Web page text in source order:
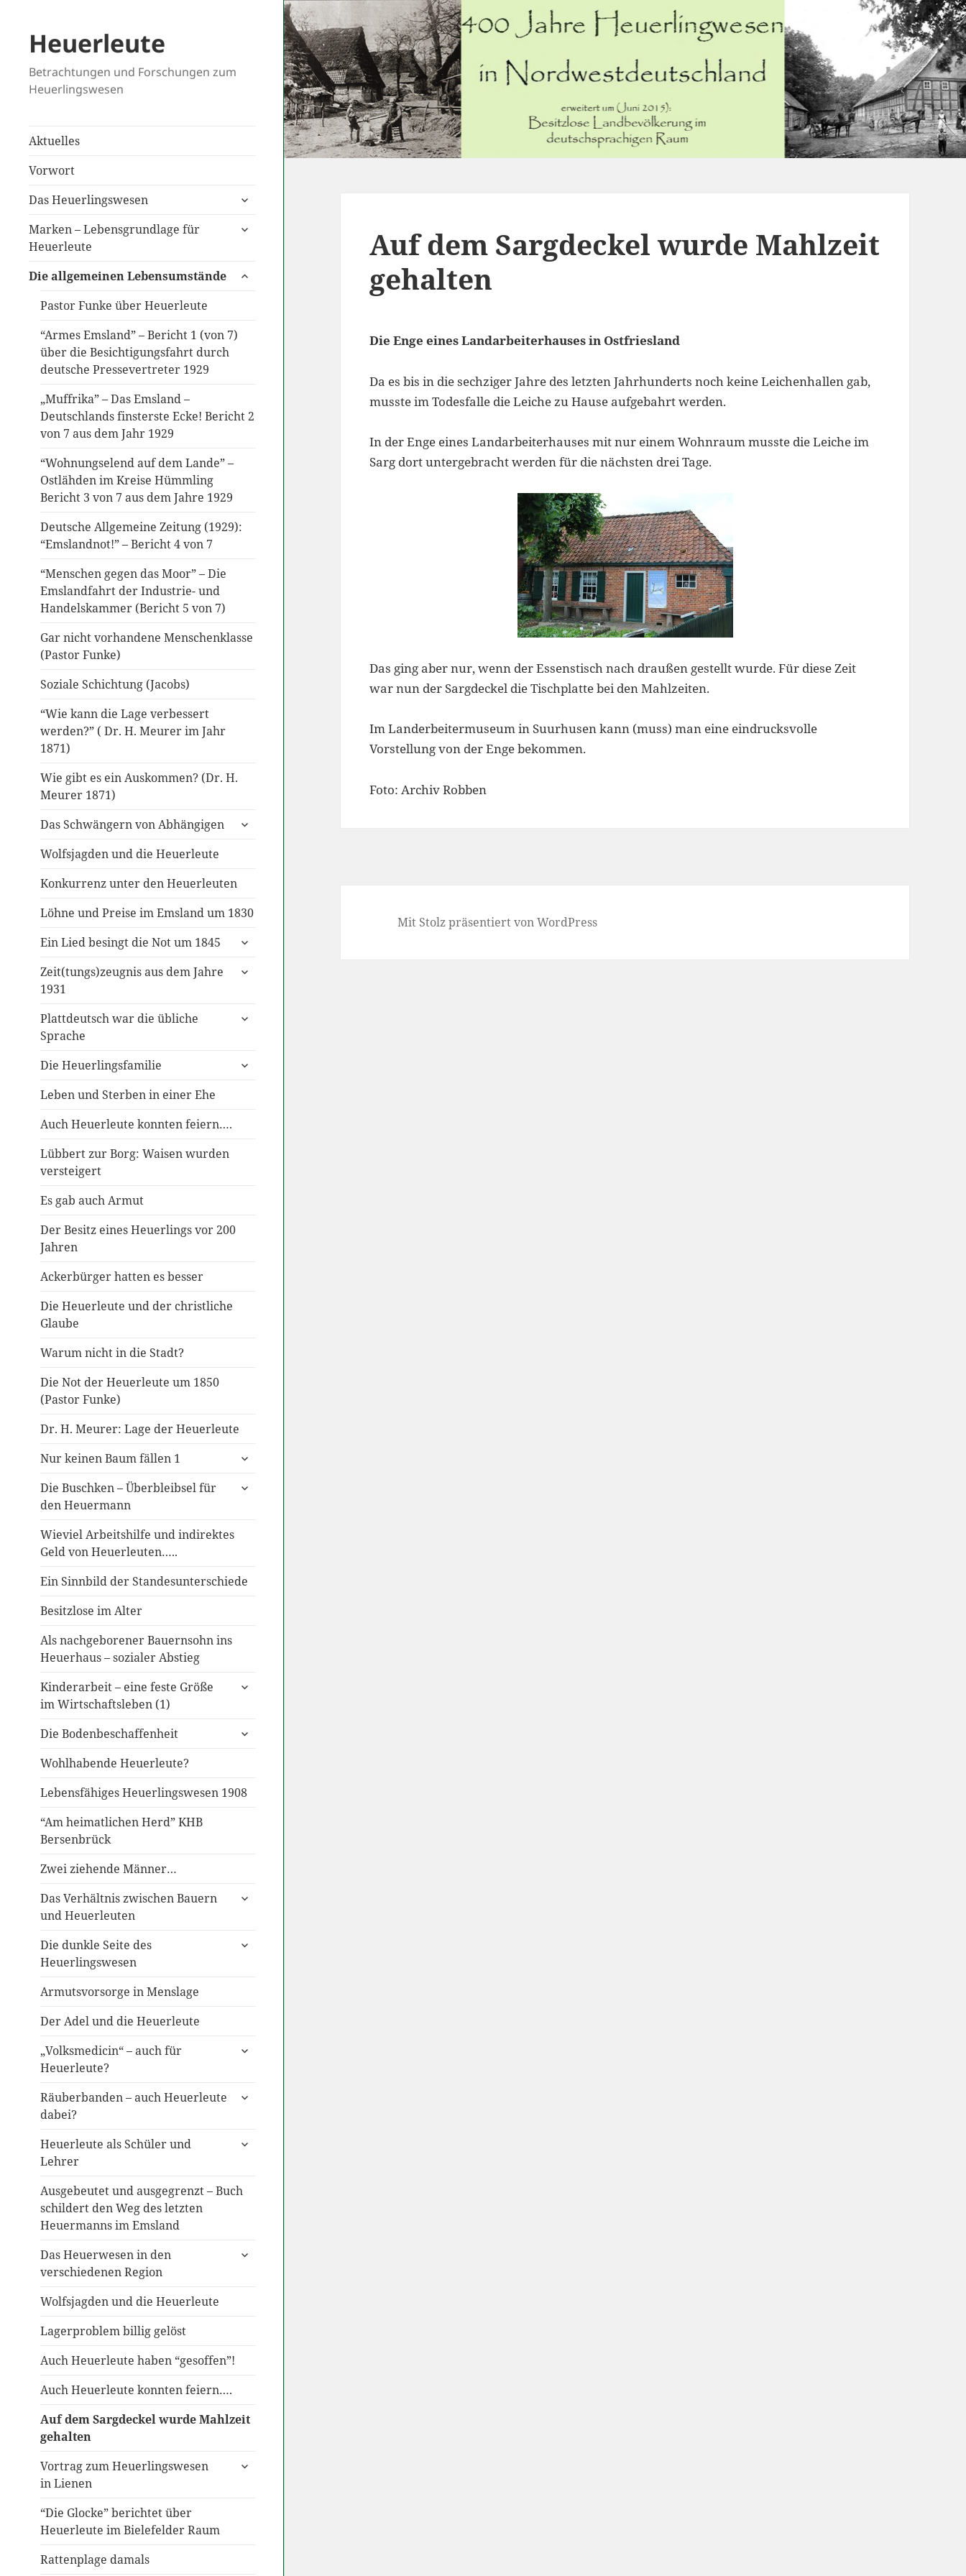
Heuerleute
Betrachtungen und Forschungen zum
Heuerlingswesen
Aktuelles
Vorwort
Das Heuerlingswesen
untermenü
Marken – Lebensgrundlage für
Heuerleute
untermenü
Die allgemeinen Lebensumstände
untermenü
Pastor Funke über Heuerleute
“Armes Emsland” – Bericht 1 (von 7)
über die Besichtigungsfahrt durch
deutsche Pressevertreter 1929
„Muffrika” – Das Emsland –
Deutschlands finsterste Ecke! Bericht 2
von 7 aus dem Jahr 1929
“Wohnungselend auf dem Lande” –
Ostlähden im Kreise Hümmling
Bericht 3 von 7 aus dem Jahre 1929
Deutsche Allgemeine Zeitung (1929):
“Emslandnot!” – Bericht 4 von 7
“Menschen gegen das Moor” – Die
Emslandfahrt der Industrie- und
Handelskammer (Bericht 5 von 7)
Gar nicht vorhandene Menschenklasse
(Pastor Funke)
Soziale Schichtung (Jacobs)
“Wie kann die Lage verbessert
werden?” ( Dr. H. Meurer im Jahr
1871)
Wie gibt es ein Auskommen? (Dr. H.
Meurer 1871)
Das Schwängern von Abhängigen
untermenü
Wolfsjagden und die Heuerleute
Konkurrenz unter den Heuerleuten
Löhne und Preise im Emsland um 1830
Ein Lied besingt die Not um 1845
untermenü
Zeit(tungs)zeugnis aus dem Jahre
1931
untermenü
Plattdeutsch war die übliche
Sprache
untermenü
Die Heuerlingsfamilie
untermenü
Leben und Sterben in einer Ehe
Auch Heuerleute konnten feiern….
Lübbert zur Borg: Waisen wurden
versteigert
Es gab auch Armut
Der Besitz eines Heuerlings vor 200
Jahren
Ackerbürger hatten es besser
Die Heuerleute und der christliche
Glaube
Warum nicht in die Stadt?
Die Not der Heuerleute um 1850
(Pastor Funke)
Dr. H. Meurer: Lage der Heuerleute
Nur keinen Baum fällen 1
untermenü
Die Buschken – Überbleibsel für
den Heuermann
untermenü
Wieviel Arbeitshilfe und indirektes
Geld von Heuerleuten…..
Ein Sinnbild der Standesunterschiede
Besitzlose im Alter
Als nachgeborener Bauernsohn ins
Heuerhaus – sozialer Abstieg
Kinderarbeit – eine feste Größe
im Wirtschaftsleben (1)
untermenü
Die Bodenbeschaffenheit
untermenü
Wohlhabende Heuerleute?
Lebensfähiges Heuerlingswesen 1908
“Am heimatlichen Herd” KHB
Bersenbrück
Zwei ziehende Männer…
Das Verhältnis zwischen Bauern
und Heuerleuten
untermenü
Die dunkle Seite des
Heuerlingswesen
untermenü
Armutsvorsorge in Menslage
Der Adel und die Heuerleute
„Volksmedicin“ – auch für
Heuerleute?
untermenü
Räuberbanden – auch Heuerleute
dabei?
untermenü
Heuerleute als Schüler und
Lehrer
untermenü
Ausgebeutet und ausgegrenzt – Buch
schildert den Weg des letzten
Heuermanns im Emsland
Das Heuerwesen in den
verschiedenen Region
untermenü
Wolfsjagden und die Heuerleute
Lagerproblem billig gelöst
Auch Heuerleute haben “gesoffen”!
Auch Heuerleute konnten feiern….
Auf dem Sargdeckel wurde Mahlzeit
gehalten
Vortrag zum Heuerlingswesen
in Lienen
untermenü
“Die Glocke” berichtet über
Heuerleute im Bielefelder Raum
Rattenplage damals
Auf dem Sargdeckel wurde Mahlzeit
gehalten
Die Enge eines Landarbeiterhauses in Ostfriesland
Da es bis in die sechziger Jahre des letzten Jahrhunderts noch keine Leichenhallen gab,
musste im Todesfalle die Leiche zu Hause aufgebahrt werden.
In der Enge eines Landarbeiterhauses mit nur einem Wohnraum musste die Leiche im
Sarg dort untergebracht werden für die nächsten drei Tage.
Das ging aber nur, wenn der Essenstisch nach draußen gestellt wurde. Für diese Zeit
war nun der Sargdeckel die Tischplatte bei den Mahlzeiten.
Im Landerbeitermuseum in Suurhusen kann (muss) man eine eindrucksvolle
Vorstellung von der Enge bekommen.
Foto: Archiv Robben
Mit Stolz präsentiert von WordPress